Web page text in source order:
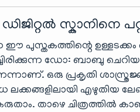
സ്കാനിനെ
ഈ പുസ്തകത്തിന്റെ
ഡോ: ബാബു
ഒരു പ്രകൃതി
ലക്കങ്ങളിലായി എഴുതിയ
താഴെ ചിത്രത്തിൽ